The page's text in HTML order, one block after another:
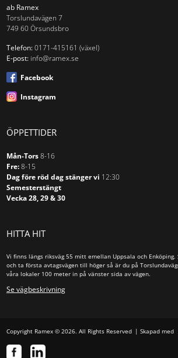
Bokställ
Klädhängare
Tidning & Broschyrställ
Hylla
Papper och broschyrfack
Aluminiumram
Golv
Vägg
Ramspända projektionsytor
Utan ram
Glastavlor
Hissbara
ab Ramex
Torslundavägen 7
749 60 Örsundsbro
Telefon: 0171-415161 (växel)
E-post: info@ramex.se
Facebook
Instagram
ÖPPETTIDER
Mån-Tors 8-16
Fre: 8-15
Dag före röd dag stänger vi 12:30
Semesterstängt
Vecka 28, 29 & 30
HITTA HIT
Vi finns längs riksväg 55 mitt emellan Uppsala och Enköping.
och ta första avtagsvägen till höger så är du på
våra lokaler 100 meter in på vänster sida av vägen.
Se vägbeskrivning
Copyright Ramex © 2026. All Rights Reserved Skapad med